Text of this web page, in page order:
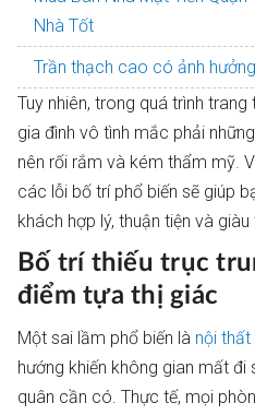
Nhà Tốt
Trần thạch cao có ảnh
Tuy nhiên, trong quá trình
gia đình vô tình mắc phải
nên rối rắm và kém thẩm mỹ.
các lỗi bố trí phổ biến sẽ giúp
khách hợp lý, thuận tiện và
Bố trí thiếu trục
điểm tựa thị giác
Một sai lầm phổ biến là nội thất
hướng khiến không gian mất
quân cần có. Thực tế, mọi